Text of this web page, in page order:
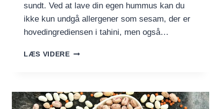
sundt. Ved at lave din egen hummus kan du
ikke kun undgå allergener som sesam, der er
hovedingrediensen i tahini, men også…
LÆS VIDEREHUMMUS
NEM,
CREMET